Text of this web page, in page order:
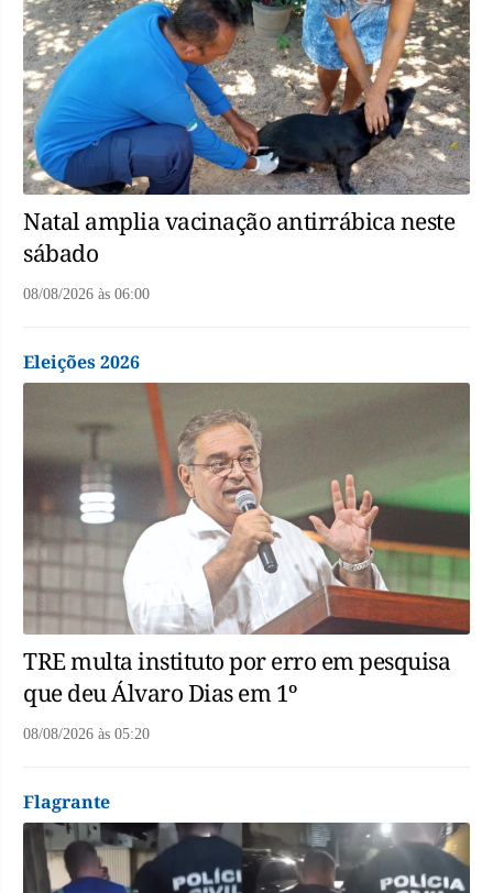
Natal amplia vacinação antirrábica neste
sábado
08/08/2026 às 06:00
Eleições 2026
TRE multa instituto por erro em pesquisa
que deu Álvaro Dias em 1º
08/08/2026 às 05:20
Flagrante